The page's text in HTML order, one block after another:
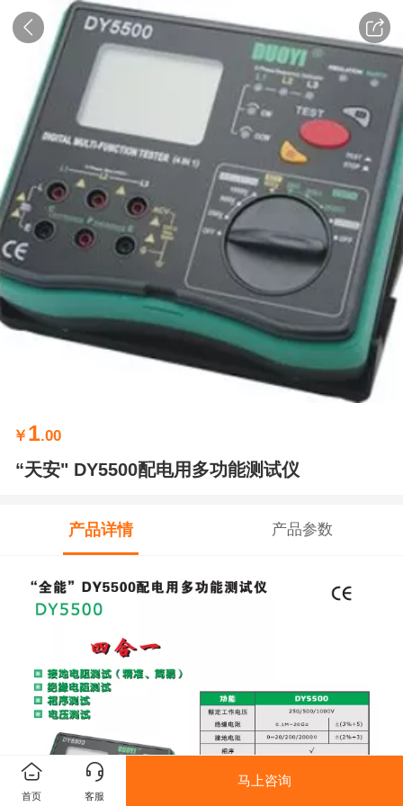
￥ 1.00
“天安" DY5500配电用多功能测试仪
产品详情 产品参数
首页 客服
马上咨询